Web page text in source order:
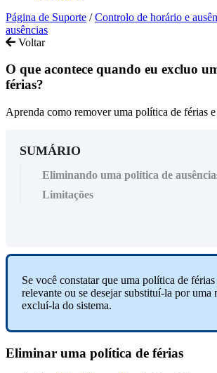
Página de Suporte / Controlo de horário e
ausências
Voltar
O que acontece quando eu excluo
férias?
Aprenda como remover uma política de férias e
SUMÁRIO
Eliminando uma política de
Limitações
Se você constatar que uma política de férias
relevante ou se desejar substituí-la por uma
excluí-la do sistema.
Eliminar uma política de férias